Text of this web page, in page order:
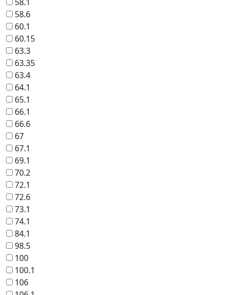
58.6
60.1
60.15
63.3
63.35
63.4
64.1
65.1
66.1
66.6
67
67.1
69.1
70.2
72.1
72.6
73.1
74.1
84.1
98.5
100
100.1
106